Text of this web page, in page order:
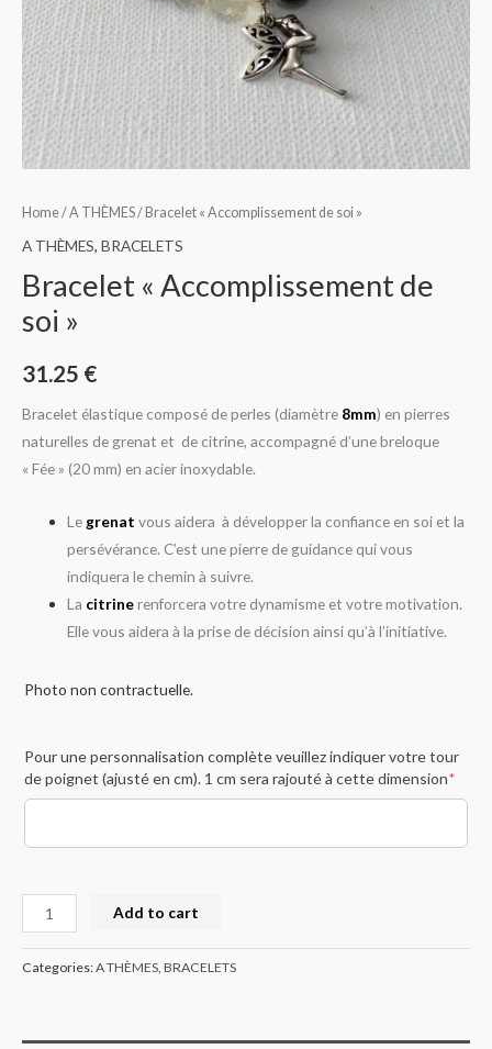
Home/A THÈMES/ Bracelet « Accomplissement de soi »
A THÈMES, BRACELETS
Bracelet « Accomplissement de
soi »
31.25 €
Bracelet élastique composé de perles (diamètre 8mm) en pierres
naturelles de grenat et de citrine, accompagné d’une breloque
« Fée » (20 mm) en acier inoxydable.
Legrenat vous aidera à développer la confiance en soi et la
persévérance. C’est une pierre de guidance qui vous
indiquera le chemin à suivre.
La citrinerenforcera votre dynamisme et votre motivation.
Elle vous aidera à la prise de décision ainsi qu’à l’initiative.
Photo non contractuelle.
Pour une personnalisation complète veuillez indiquer votre tour
de poignet (ajusté en cm). 1 cm sera rajouté à cette dimension*
Add to cart
Categories:A THÈMES BRACELETS